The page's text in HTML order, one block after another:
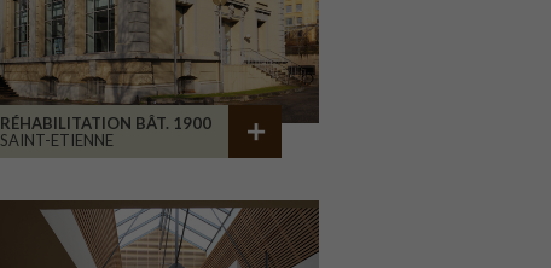
RÉHABILITATION BÂT. 1900
SAINT-ETIENNE